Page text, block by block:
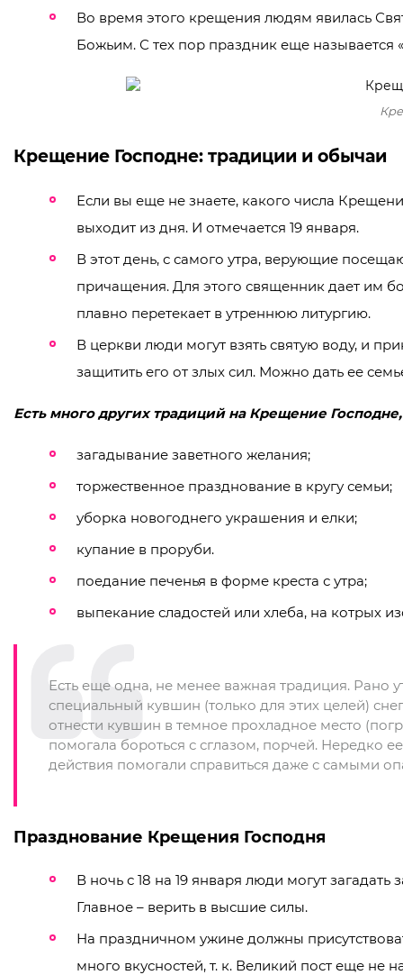
Во время этого крещения людям явилась
Божьим. С тех пор праздник еще называется
Крещение Господне: традиции и обычаи
Если вы еще не знаете, какого числа
выходит из дня. И отмечается 19 января.
В этот день, с самого утра, верующие
причащения. Для этого священник дает им
плавно перетекает в утреннюю литургию.
В церкви люди могут взять святую воду, и
защитить его от злых сил. Можно дать ее
Есть много других традиций на Крещение
загадывание заветного желания;
торжественное празднование в кругу семьи;
уборка новогоднего украшения и елки;
купание в проруби.
поедание печенья в форме креста с утра;
выпекание сладостей или хлеба, на котрых
Есть еще одна, не менее важная традиция. Рано
специальный кувшин (только для этих целей)
отнести кувшин в темное прохладное место
помогала бороться с сглазом, порчей. Нередко
действия помогали справиться даже с самыми
Празднование Крещения Господня
В ночь с 18 на 19 января люди могут загадать
Главное – верить в высшие силы.
На праздничном ужине должны
много вкусностей, т. к. Великий пост еще не